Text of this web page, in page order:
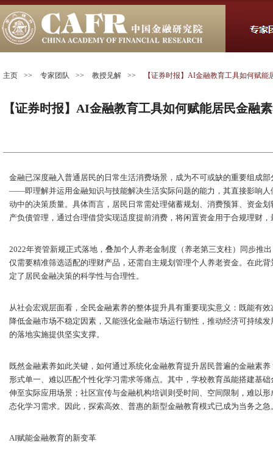
主页 >> 专家团队 >> 教授见解 >> 【证券时报】AI金融教育工具如何赋能
【证券时报】AI金融教育工具如何赋能居民金融
金融已深度融入普通居民的日常生活消费场景，成为不可或缺的重要组成
——即理解并运用金融知识与技能解决生活实际问题的能力，其直接影响人
动中的决策质量。具体而言，居民日常需处理储蓄规划、消费预算、资金
产负债管理，通过合理借贷实现适度提前消费，将闲置资金用于合规理财
2022年资管新规正式落地，叠加个人养老金制度（养老第三支柱）同步推
仅需要精准筛选适配的理财产品，还需自主规划管理个人养老资金。在此
定了居民金融决策的科学性与合理性。
从社会宏观层面看，全民金融素养的整体提升具有重要现实意义：既能有
降低金融市场不稳定因素，又能强化金融市场运行韧性，推动经济可持续
的落地实施提供坚实支撑。
既然金融素养如此关键，如何通过系统化金融教育提升居民普遍的金融素
形式单一、难以匹配个性化学习需求等痛点。其中，学校教育虽能搭建基
伸至实际应用场景；社区宣传与金融机构培训则受时间、空间限制，难以
态化学习需求。因此，探索高效、普惠的新型金融教育模式已成为当务之急
AI赋能金融教育的新变革